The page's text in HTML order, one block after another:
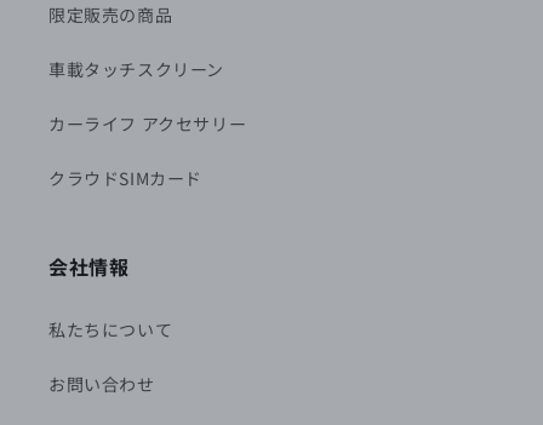
限定販売の商品
車載タッチスクリーン
カーライフ アクセサリー
クラウドSIMカード
会社情報
私たちについて
お問い合わせ